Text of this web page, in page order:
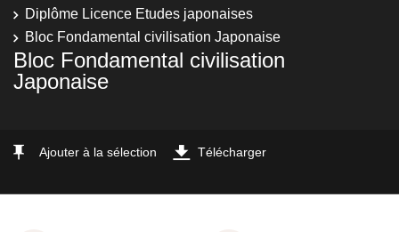
Diplôme Licence Etudes japonaises
Bloc Fondamental civilisation Japonaise
Bloc Fondamental civilisation
Japonaise
Ajouter à la sélection Télécharger